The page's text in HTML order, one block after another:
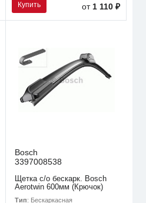
Купить от 1 110 ₽
Bosch
3397008538
Щетка с/о бескарк. Bosch
Aerotwin 600мм (Крючок)
Тип: Бескаркасная